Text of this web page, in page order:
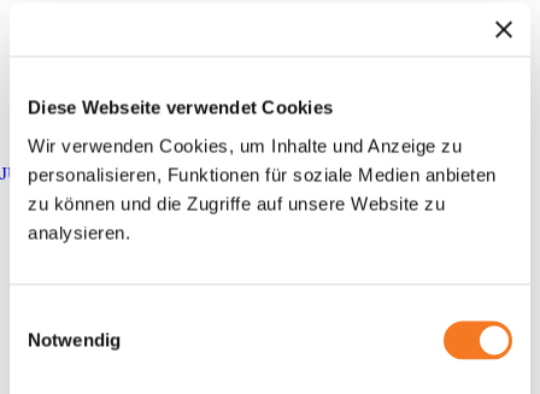
Diese Webseite verwendet Cookies
Wir verwenden Cookies, um Inhalte und Anzeige zu
personalisieren, Funktionen für soziale Medien anbieten
zu können und die Zugriffe auf unsere Website zu
analysieren.
Notwendig
Förderprogramme
JUGENDLICHE IN MASSNAHMEN DER J
UGENDBERUFSHILFE
Förderprogramme
JUGENDLICHE MIT MIGRATIONSHINTERGRUND
Förderprogramme
KONTAKT
ALLE
Anfahrt